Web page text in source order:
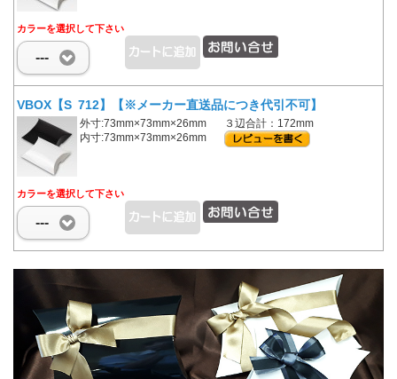
カラーを選択して下さい
---
VBOX【S 712】【※メーカー直送品につき代引不可】
外寸:73mm×73mm×26mm
内寸:73mm×73mm×26mm
３辺合計：172mm
カラーを選択して下さい
---